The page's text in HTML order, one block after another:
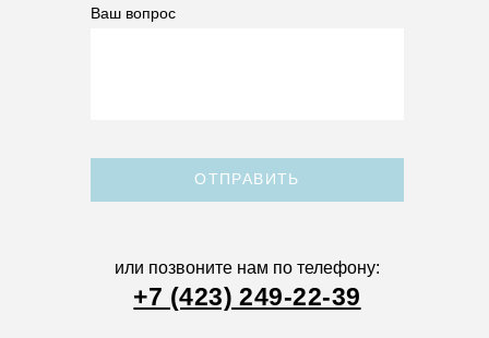
Ваш вопрос
ОТПРАВИТЬ
или позвоните нам по телефону:
+7 (423) 249-22-39